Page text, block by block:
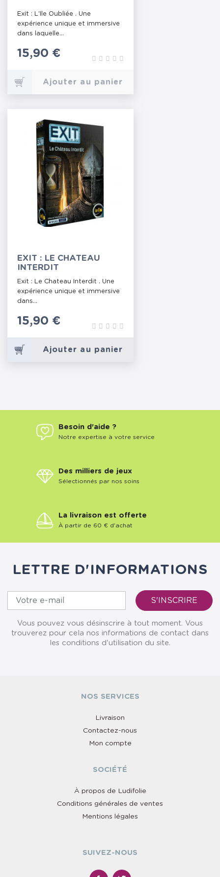
Exit : L'Ile Oubliée . Une
expérience unique et immersive
dans laquelle...
Prix
15,90 €
Ajouter au panier
EXIT : LE CHATEAU
INTERDIT
Exit : Le Chateau Interdit . Une
expérience unique et immersive
dans...
Prix
15,90 €
Ajouter au panier
Besoin d'aide ?
Notre expertise à votre service
Des milliers de jeux
Sélectionnés par nos soins
La livraison est offerte
À partir de 60 € d'achat
LETTRE D'INFORMATIONS
Vous pouvez vous désinscrire à tout moment. Vous
trouverez pour cela nos informations de contact dans
les conditions d'utilisation du site.
NOS SERVICES
Livraison
Contactez-nous
Mon compte
SOCIÉTÉ
À propos de Ludifolie
Conditions générales de ventes
Mentions légales
SUIVEZ-NOUS